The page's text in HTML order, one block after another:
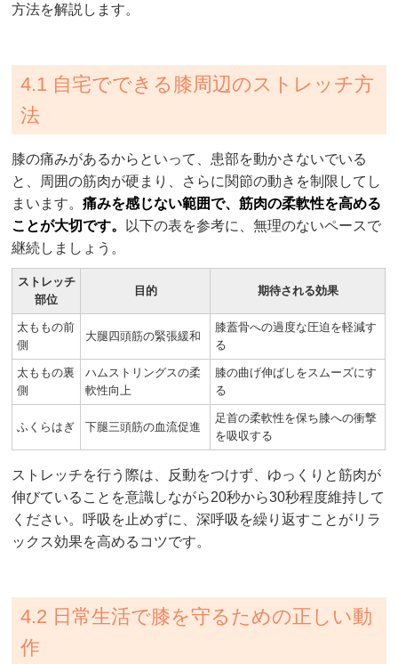
方法を解説します。
4.1 自宅でできる膝周辺のストレッチ方
法
膝の痛みがあるからといって、患部を動かさないでいる
と、周囲の筋肉が硬まり、さらに関節の動きを制限してし
まいます。痛みを感じない範囲で、筋肉の柔軟性を高める
ことが大切です。
以下の表を参考に、無理のないペースで
継続しましょう。
ストレッチ
部位
目的 期待される効果
太ももの前
側
大腿四頭筋の緊張緩和
膝蓋骨への過度な圧迫を軽減す
る
太ももの裏
側
ハムストリングスの柔
軟性向上
膝の曲げ伸ばしをスムーズにす
る
ふくらはぎ 下腿三頭筋の血流促進
足首の柔軟性を保ち膝への衝撃
を吸収する
ストレッチを行う際は、反動をつけず、ゆっくりと筋肉が
伸びていることを意識しながら20秒から30秒程度維持して
ください。呼吸を止めずに、深呼吸を繰り返すことがリラ
ックス効果を高めるコツです。
4.2 日常生活で膝を守るための正しい動
作